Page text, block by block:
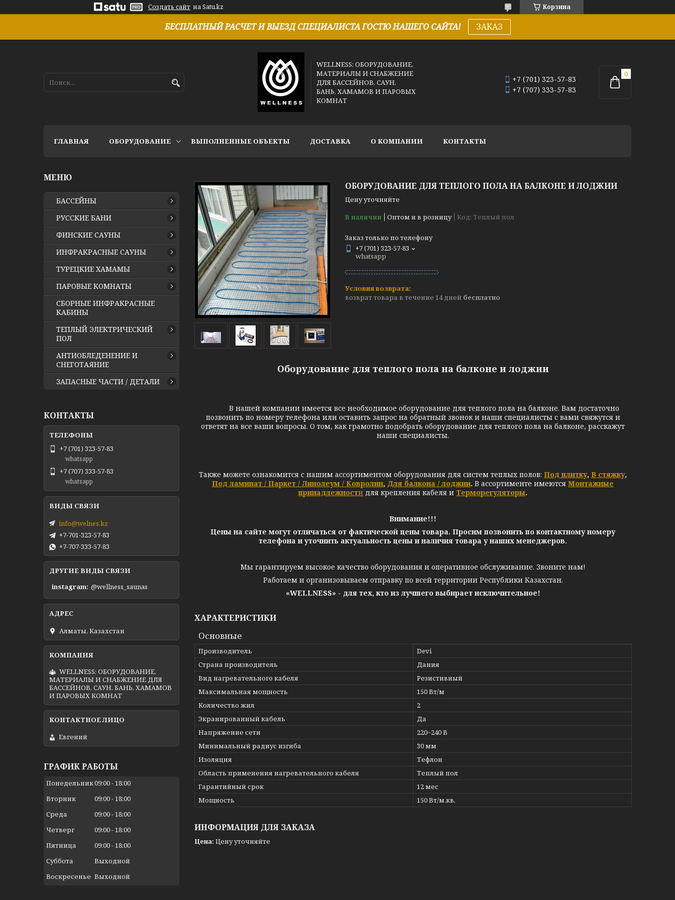
Создать сайт на Satu.kz Корзина
БЕСПЛАТНЫЙ РАСЧЕТ И ВЫЕЗД СПЕЦИАЛИСТА ГОСТЮ НАШЕГО САЙТА! ЗАКАЗ
WELLNESS: ОБОРУДОВАНИЕ,
МАТЕРИАЛЫ И СНАБЖЕНИЕ
ДЛЯ БАССЕЙНОВ, САУН,
БАНЬ, ХАМАМОВ И ПАРОВЫХ
КОМНАТ
+7 (701) 323-57-83
+7 (707) 333-57-83
ГЛАВНАЯ ОБОРУДОВАНИЕ ВЫПОЛНЕННЫЕ ОБЪЕКТЫ ДОСТАВКА О КОМПАНИИ КОНТАКТЫ
ОБОРУДОВАНИЕ ДЛЯ ТЕПЛОГО ПОЛА НА БАЛКОНЕ И ЛОДЖИИ
Цену уточняйте
В наличии
Оптом и в розницу Код: Теплый пол
Заказ только по телефону
+7 (701) 323-57-83
whatsapp
возврат товара в течение 14 дней бесплатно
Оборудование для теплого пола на балконе и лоджии
В нашей компании имеется все необходимое оборудование для теплого пола на балконе. Вам достаточно
позвонить по номеру телефона или оставить запрос на обратный звонок и наши специалисты с вами свяжутся и
ответят на все ваши вопросы. О том, как грамотно подобрать оборудование для теплого пола на балконе, расскажут
наши специалисты.
Также можете ознакомится с нашим ассортиментом оборудования для систем теплых полов: Под плитку, В стяжку,
Под ламинат / Паркет / Линолеум / Ковролин, Для балкона / лоджии. В ассортименте имеются Монтажные
принадлежности для крепления кабеля и Терморегуляторы.
Внимание!!!
Цены на сайте могут отличаться от фактической цены товара. Просим позвонить по контактному номеру
телефона и уточнить актуальность цены и наличия товара у наших менеджеров.
Мы гарантируем высокое качество оборудования и оперативное обслуживание. Звоните нам!
Работаем и организовываем отправку по всей территории Республики Казахстан.
«WELLNESS» - для тех, кто из лучшего выбирает исключительное!
ХАРАКТЕРИСТИКИ
Основные
Производитель
Devi
Страна производитель
Дания
Вид нагревательного кабеля
Резистивный
Максимальная мощность
150 Вт/м
Количество жил
2
Экранированный кабель
Да
Напряжение сети
220~240 В
Минимальный радиус изгиба
30 мм
Изоляция
Тефлон
Область применения нагревательного кабеля
Теплый пол
Гарантийный срок
12 мес
Мощность
150 Вт/м.кв.
ИНФОРМАЦИЯ ДЛЯ ЗАКАЗА
Цена: Цену уточняйте
БАССЕЙНЫ
РУССКИЕ БАНИ
ФИНСКИЕ САУНЫ
ИНФРАКРАСНЫЕ САУНЫ
ТУРЕЦКИЕ ХАМАМЫ
ПАРОВЫЕ КОМНАТЫ
СБОРНЫЕ ИНФРАКРАСНЫЕ
КАБИНЫ
ТЕПЛЫЙ ЭЛЕКТРИЧЕСКИЙ
ПОЛ
АНТИОБЛЕДЕНЕНИЕ И
СНЕГОТАЯНИЕ
ЗАПАСНЫЕ ЧАСТИ / ДЕТАЛИ
КОНТАКТЫ
+7 (701) 323-57-83
whatsapp
+7 (707) 333-57-83
whatsapp
info@welnes.kz
+7-701-323-57-83
+7-707-333-57-83
ДРУГИЕ ВИДЫ СВЯЗИ
instagram @wellness_saunas
Алматы, Казахстан
WELLNESS: ОБОРУДОВАНИЕ,
МАТЕРИАЛЫ И СНАБЖЕНИЕ ДЛЯ
БАССЕЙНОВ, САУН, БАНЬ, ХАМАМОВ
И ПАРОВЫХ КОМНАТ
Евгений
ГРАФИК РАБОТЫ
Понедельник09:00 18:00
Вторник
09:00 18:00
Среда
09:00 18:00
Четверг
09:00 18:00
Пятница
09:00 18:00
Суббота
Выходной
Воскресенье Выходной